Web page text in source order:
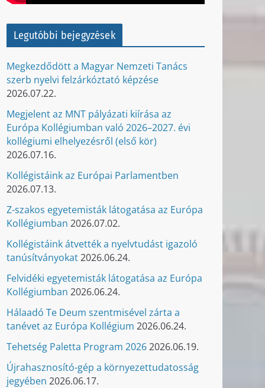
Legutóbbi bejegyzések
Megkezdődött a Magyar Nemzeti Tanács
szerb nyelvi felzárkóztató képzése
2026.07.22.
Megjelent az MNT pályázati kiírása az
Európa Kollégiumban való 2026–2027. évi
kollégiumi elhelyezésről (első kör)
2026.07.16.
Kollégistáink az Európai Parlamentben
2026.07.13.
Z-szakos egyetemisták látogatása az Európa
Kollégiumban 2026.07.02.
Kollégistáink átvették a nyelvtudást igazoló
tanúsítványokat2026.06.24.
Felvidéki egyetemisták látogatása az Európa
Kollégiumban 2026.06.24.
Hálaadó Te Deum szentmisével zárta a
tanévet az Európa Kollégium 2026.06.24.
Tehetség Paletta Program 20262026.06.19.
Újrahasznosító-gép a környezettudatosság
jegyében 2026.06.17.